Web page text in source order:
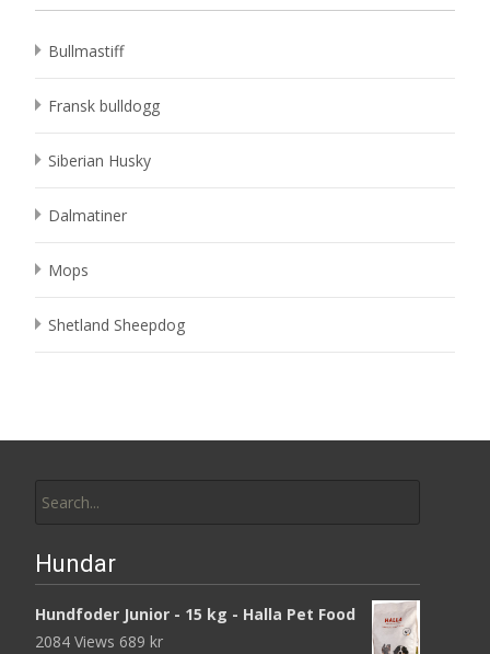
Bullmastiff
Fransk bulldogg
Siberian Husky
Dalmatiner
Mops
Shetland Sheepdog
for:
Hundar
Hundfoder Junior - 15 kg - Halla Pet Food
2084 Views 689 kr